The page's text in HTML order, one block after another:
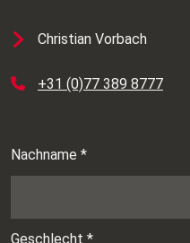
Christian Vorbach
+31 (0)77 389 8777